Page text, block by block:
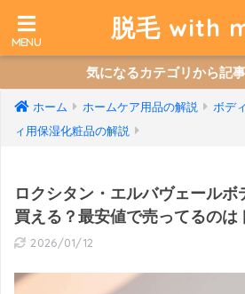
脱毛 with
気になるカテゴリから記
ホーム ホームケア用品の解説 ボデ
ィ用保湿化粧品の解説
ロクシタン・エルバヴェール
買える？最安値で売ってるのは
2026/01/12